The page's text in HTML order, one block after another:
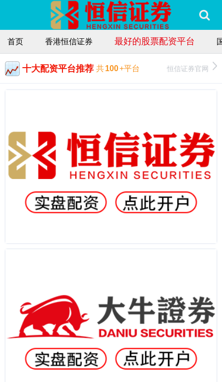
首页 香港恒信证券 最好的股票配资平台
十大配资平台推荐 共100+平台 恒信证券官网